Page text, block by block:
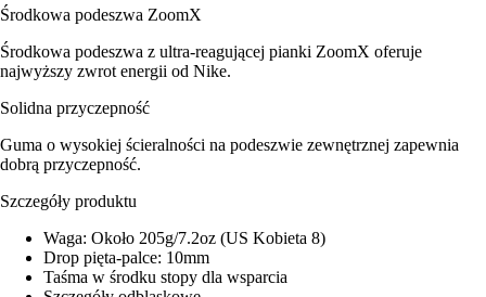
Środkowa podeszwa ZoomX
Środkowa podeszwa z ultra-reagującej pianki ZoomX oferuje
najwyższy zwrot energii od Nike.
Solidna przyczepność
Guma o wysokiej ścieralności na podeszwie zewnętrznej zapewnia
dobrą przyczepność.
Szczegóły produktu
Waga: Około 205g/7.2oz (US Kobieta 8)
Drop pięta-palce: 10mm
Taśma w środku stopy dla wsparcia